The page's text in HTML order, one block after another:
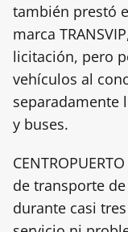
también prestó
marca
licitación, pero
vehículos al
separadamente
y buses.
de transporte
durante casi